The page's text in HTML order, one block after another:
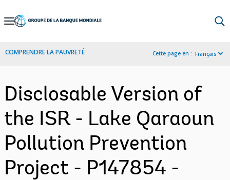
Skip
Navigation
COMPRENDRE LA PAUVRETÉ Cette page en : Français
Disclosable Version of
the ISR - Lake Qaraoun
Pollution Prevention
Project - P147854 -